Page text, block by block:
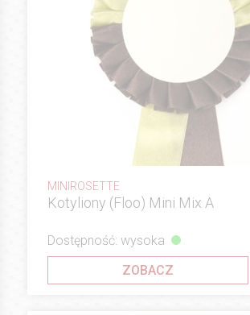
MINIROSETTE
Kotyliony (Floo) Mini Mix A
Dostępność: wysoka
ZOBACZ